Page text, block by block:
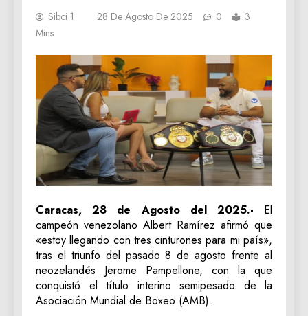
Sibci 1 28 De Agosto De 2025 0
3
Mins
Caracas, 28 de Agosto del 2025.- El
campeón venezolano Albert Ramírez afirmó que
«estoy llegando con tres cinturones para mi país»,
tras el triunfo del pasado 8 de agosto frente al
neozelandés Jerome Pampellone, con la que
conquistó el título interino semipesado de la
Asociación Mundial de Boxeo (AMB).